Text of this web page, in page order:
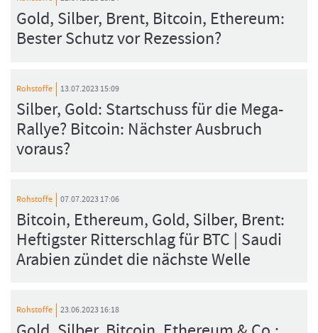
Gold, Silber, Brent, Bitcoin, Ethereum:
Bester Schutz vor Rezession?
Rohstoffe 13.07.2023 15:09
Silber, Gold: Startschuss für die Mega-
Rallye? Bitcoin: Nächster Ausbruch
voraus?
Rohstoffe 07.07.2023 17:06
Bitcoin, Ethereum, Gold, Silber, Brent:
Heftigster Ritterschlag für BTC | Saudi
Arabien zündet die nächste Welle
Rohstoffe 23.06.2023 16:18